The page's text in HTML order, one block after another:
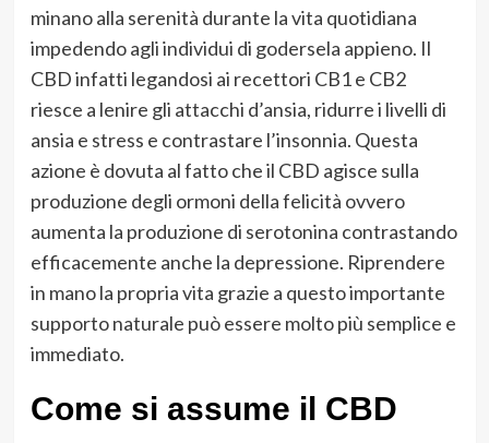
minano alla serenità durante la vita quotidiana
impedendo agli individui di godersela appieno. Il
CBD infatti legandosi ai recettori CB1 e CB2
riesce a lenire gli attacchi d’ansia, ridurre i livelli di
ansia e stress e contrastare l’insonnia. Questa
azione è dovuta al fatto che il CBD agisce sulla
produzione degli ormoni della felicità ovvero
aumenta la produzione di serotonina contrastando
efficacemente anche la depressione. Riprendere
in mano la propria vita grazie a questo importante
supporto naturale può essere molto più semplice e
immediato.
Come si assume il CBD